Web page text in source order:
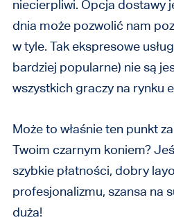
niecierpliwi. Opcja dostawy
dnia może pozwolić nam
w tyle. Tak ekspresowe
bardziej popularne) nie są
wszystkich graczy na rynku
Może to właśnie ten punkt
Twoim czarnym koniem?
szybkie płatności, dobry
profesjonalizmu, szansa na
duża!